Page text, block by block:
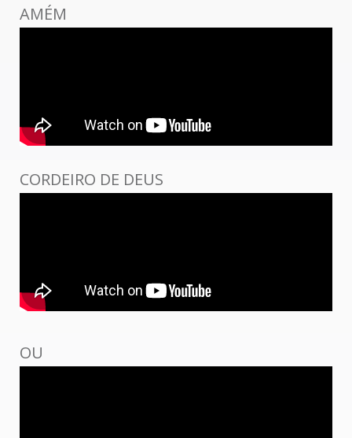
AMÉM
CORDEIRO DE DEUS
OU